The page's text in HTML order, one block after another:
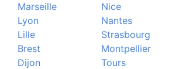
Marseille
Lyon
Lille
Brest
Dijon
Nice
Nantes
Strasbourg
Montpellier
Tours